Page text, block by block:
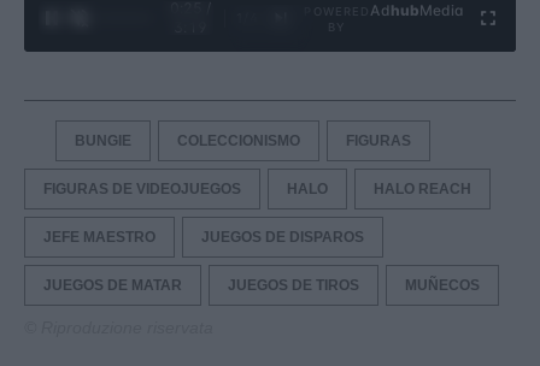
Ad hubMedia
BUNGIE COLECCIONISMO FIGURAS
FIGURAS DE VIDEOJUEGOS HALO HALO REACH
JEFE MAESTRO JUEGOS DE DISPAROS
JUEGOS DE MATAR JUEGOS DE TIROS MUÑECOS